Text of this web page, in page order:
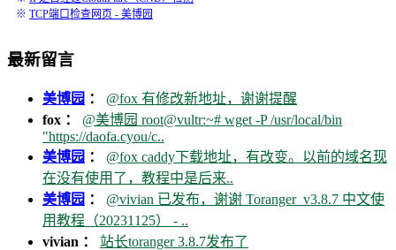
※ TCP端口检查网页 - 美博园
最新留言
美博园 ： @fox 有修改新地址，谢谢提醒
fox ： @美博园 root@vultr:~# wget -P /usr/local/bin
"https://daofa.cyou/c..
美博园 ： @fox caddy下载地址，有改变。以前的域名现
在没有使用了，教程中是后来..
美博园 ： @vivian 已发布，谢谢 Toranger_v3.8.7 中文使
用教程（20231125） - ..
vivian ： 站长toranger 3.8.7发布了